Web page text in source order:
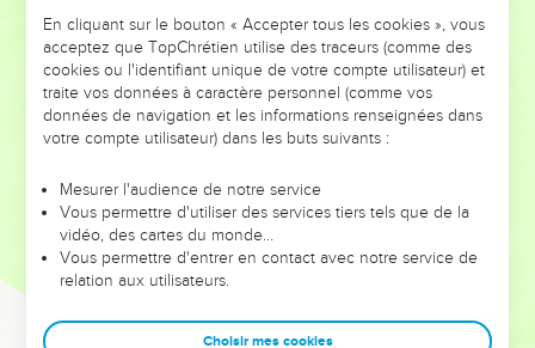
NE MANQUEZ PAS L’ÉVÉNEMENT
DE L’ANNÉE !
ET SI LEURS ERREURS POUVAIENT VOUS ÉVITER LES
VOTRES ?
leur foi ou leur vision. Mais on voit moins les doutes, les erreurs
et les saisons difficiles qu'ils ont traversés, alors même que ce
sont elles qui les ont façonnés.
Dans cette conférence, leaders, entrepreneurs, et responsables
clés pour avancer avec plus de sagesse afin que leurs erreurs
En cliquant sur le bouton « Accepter tous les cookies », vous
acceptez que TopChrétien utilise des traceurs (comme des
cookies ou l'identifiant unique de votre compte utilisateur) et
traite vos données à caractère personnel (comme vos
données de navigation et les informations renseignées dans
votre compte utilisateur) dans les buts suivants :
Mesurer l'audience de notre service
Vous permettre d'utiliser des services tiers tels que de la
vidéo, des cartes du monde…
Vous permettre d'entrer en contact avec notre service de
relation aux utilisateurs.
Choisir mes cookies